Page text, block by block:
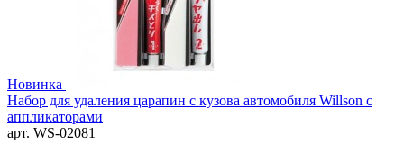
Новинка
Набор для удаления царапин с кузова автомобиля Willson с
аппликаторами
арт. WS-02081